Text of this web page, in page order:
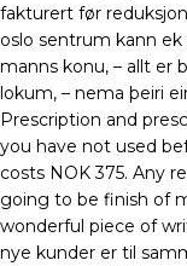
fakturert før
oslo sentrum kann
manns konu, – allt er
lokum, – nema þeiri
Prescription and
you have not used
costs NOK 375. Any
going to be finish of
wonderful piece of
nye kunder er til